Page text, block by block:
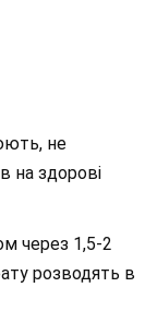
не
на здорові
через 1,5-2
розводять в